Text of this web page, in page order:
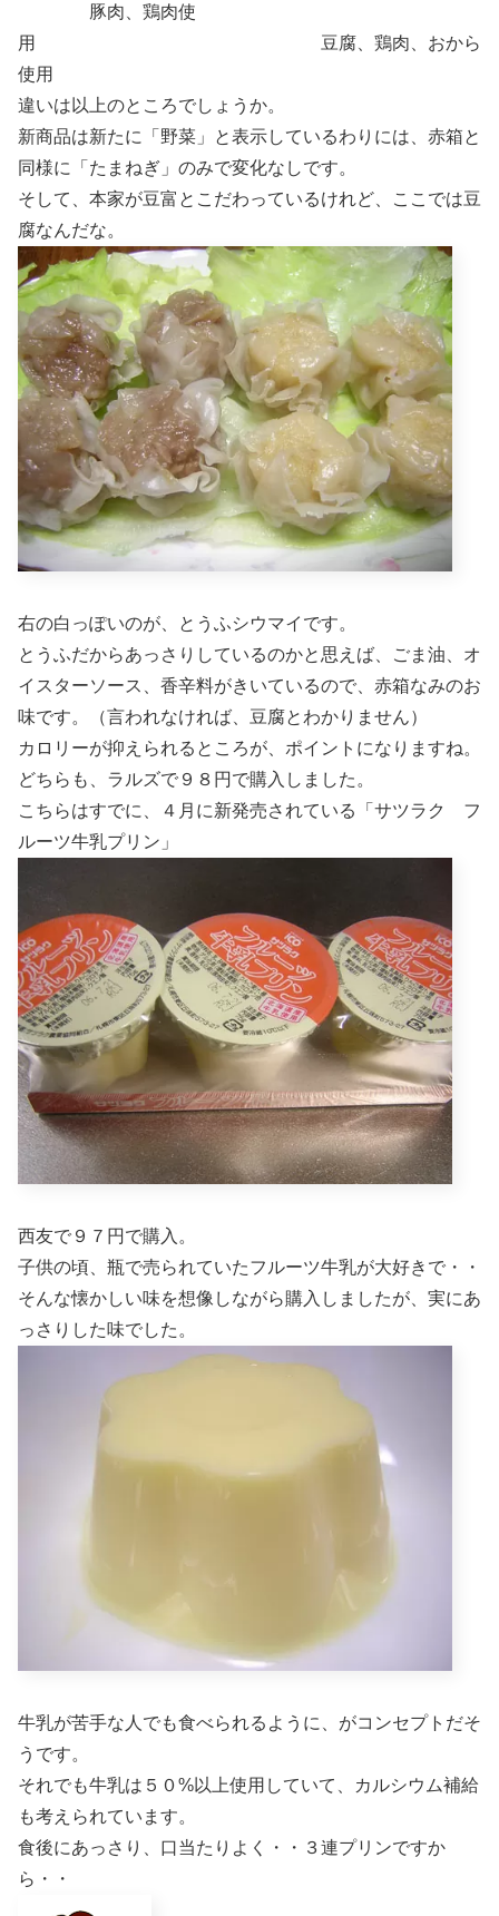
豚肉、鶏肉使
用 豆腐、鶏肉、おから
使用
違いは以上のところでしょうか。
新商品は新たに「野菜」と表示しているわりには、赤箱と
同様に「たまねぎ」のみで変化なしです。
そして、本家が豆富とこだわっているけれど、ここでは豆
腐なんだな。
右の白っぽいのが、とうふシウマイです。
とうふだからあっさりしているのかと思えば、ごま油、オ
イスターソース、香辛料がきいているので、赤箱なみのお
味です。（言われなければ、豆腐とわかりません）
カロリーが抑えられるところが、ポイントになりますね。
どちらも、ラルズで９８円で購入しました。
こちらはすでに、４月に新発売されている「サツラク フ
ルーツ牛乳プリン」
西友で９７円で購入。
子供の頃、瓶で売られていたフルーツ牛乳が大好きで・・
そんな懐かしい味を想像しながら購入しましたが、実にあ
っさりした味でした。
牛乳が苦手な人でも食べられるように、がコンセプトだそ
うです。
それでも牛乳は５０%以上使用していて、カルシウム補給
も考えられています。
食後にあっさり、口当たりよく・・３連プリンですか
ら・・